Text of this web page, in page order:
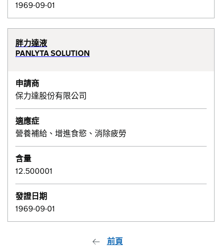
1969-09-01
胖力達液
PANLYTA SOLUTION
申請商
保力達股份有限公司
適應症
營養補給、增進食慾、消除疲勞
含量
12.500001
發證日期
1969-09-01
前頁